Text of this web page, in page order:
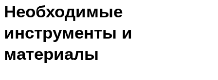
Необходимые
инструменты и
материалы